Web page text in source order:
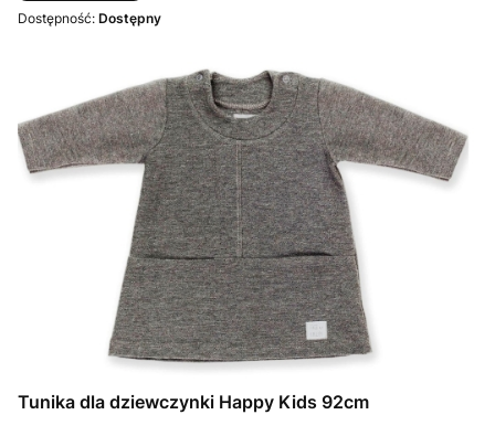
Dostępność: Dostępny
Tunika dla dziewczynki Happy Kids 92cm